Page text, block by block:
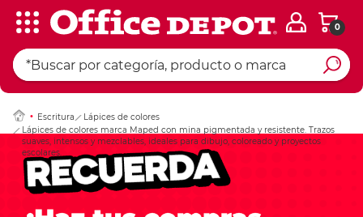
0
Escritura
Lápices de colores
Lápices de colores marca Maped con mina pigmentada y resistente. Trazos
suaves, intensos y mezclables, ideales para dibujo, coloreado y proyectos
escolares.
Ingresar Codigo